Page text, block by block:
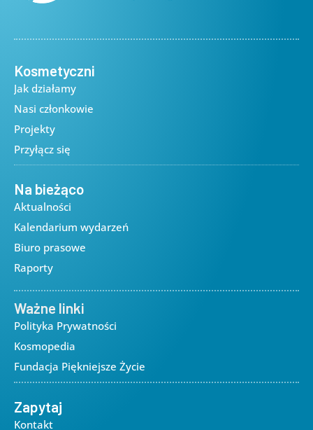
Kosmetyczni
Jak działamy
Nasi członkowie
Projekty
Przyłącz się
Na bieżąco
Aktualności
Kalendarium wydarzeń
Biuro prasowe
Raporty
Ważne linki
Polityka Prywatności
Kosmopedia
Fundacja Piękniejsze Życie
Zapytaj
Kontakt